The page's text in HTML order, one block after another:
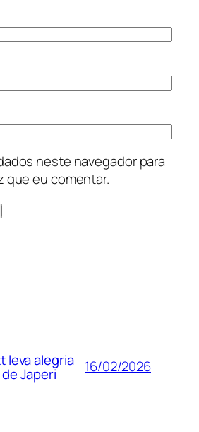
neste navegador para
que eu comentar.
leva alegria
Japeri 16/02/2026